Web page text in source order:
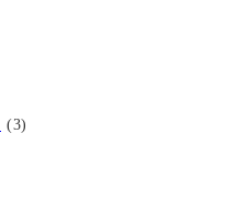
(3)